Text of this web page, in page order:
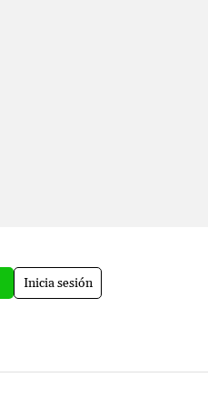
Inicia sesión